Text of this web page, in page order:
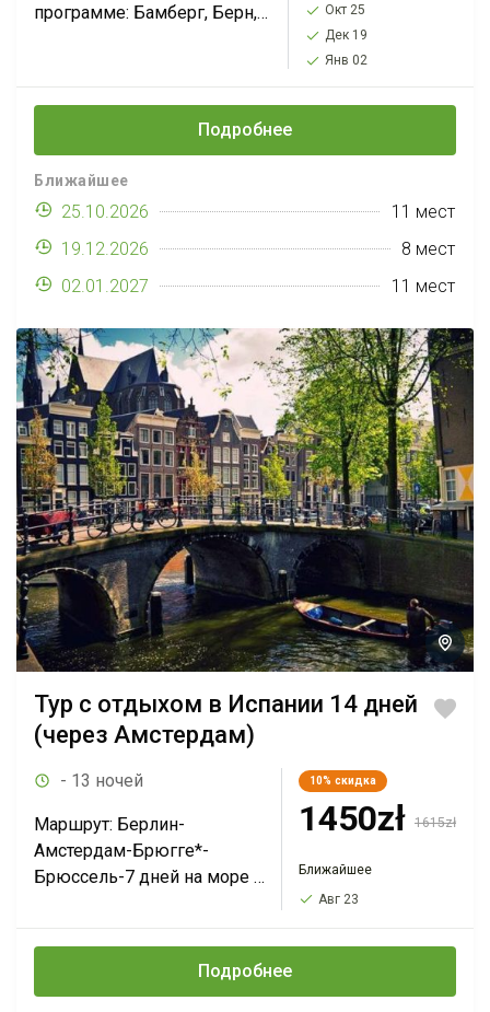
программе: Бамберг, Берн,
Ривьера, Анси, долина
Кольмар*. Действует
минимальная цена...
Окт 25
Дек 19
Янв 02
Подробнее
Ближайшее
25.10.2026
11 мест
19.12.2026
8 мест
02.01.2027
11 мест
Тур с отдыхом в Испании 14 дней
(через Амстердам)
- 13 ночей
Маршрут: Берлин-
Амстердам-Брюгге*-
Брюссель-7 дней на море в
Авиньон*-Лион-Женева-
Прага. Стоимость тура
всего 1330PLN, а выезды с
10% скидка
1450zł 1615zł
Ближайшее
Авг 23
Подробнее